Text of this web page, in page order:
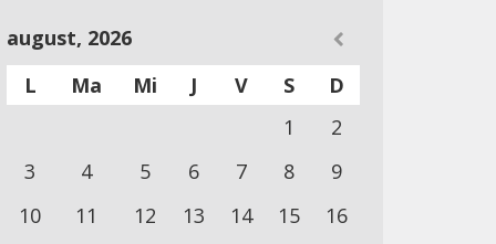
august, 2026
L
Ma Mi J V S
D
1
2
3
4 5 6 7 8
9
10
11 12 13 14 15 16